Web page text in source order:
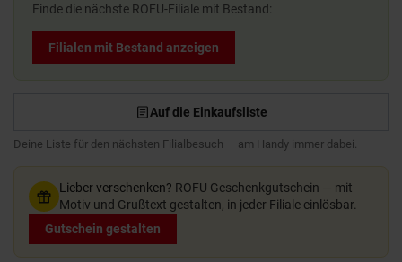
Finde die nächste ROFU-Filiale mit Bestand:
Filialen mit Bestand anzeigen
Auf die Einkaufsliste
Deine Liste für den nächsten Filialbesuch — am Handy immer dabei.
Lieber verschenken? ROFU Geschenkgutschein — mit
Motiv und Grußtext gestalten, in jeder Filiale einlösbar.
Gutschein gestalten